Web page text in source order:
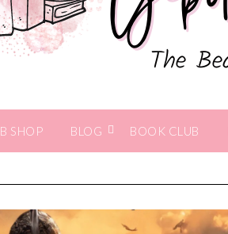
SHOP BLOG BOOK CLUB